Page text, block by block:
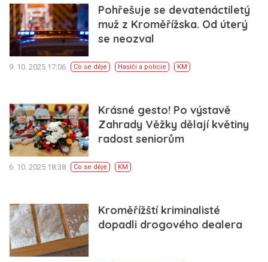
Pohřešuje se devatenáctiletý
muž z Kroměřížska. Od úterý
se neozval
9. 10. 2025 17:06 Co se děje Hasiči a policie KM
Krásné gesto! Po výstavě
Zahrady Věžky dělají květiny
radost seniorům
6. 10. 2025 18:38 Co se děje KM
Kroměřížští kriminalisté
dopadli drogového dealera